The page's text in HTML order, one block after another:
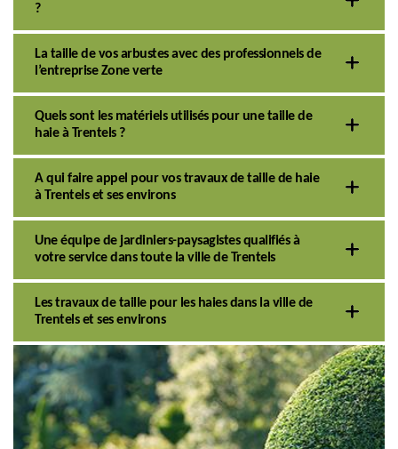
?
La taille de vos arbustes avec des professionnels de
l’entreprise Zone verte
Quels sont les matériels utilisés pour une taille de
haie à Trentels ?
A qui faire appel pour vos travaux de taille de haie
à Trentels et ses environs
Une équipe de jardiniers-paysagistes qualifiés à
votre service dans toute la ville de Trentels
Les travaux de taille pour les haies dans la ville de
Trentels et ses environs